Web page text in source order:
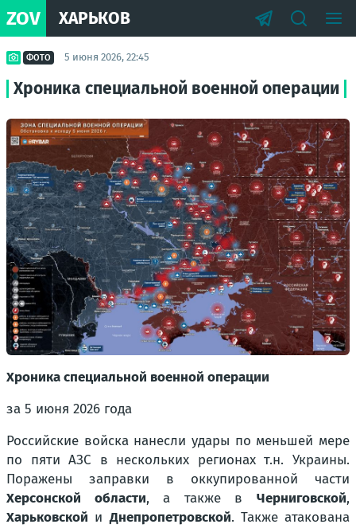
ZOV ХАРЬКОВ
ФОТО 5 июня 2026, 22:45
Хроника специальной военной операции
Хроника специальной военной операции
за 5 июня 2026 года
Российские войска нанесли удары по меньшей мере
по пяти АЗС в нескольких регионах т.н. Украины.
Поражены заправки в оккупированной части
Херсонской области, а также вЧерниговской,
Харьковской иДнепропетровской. Также атакована